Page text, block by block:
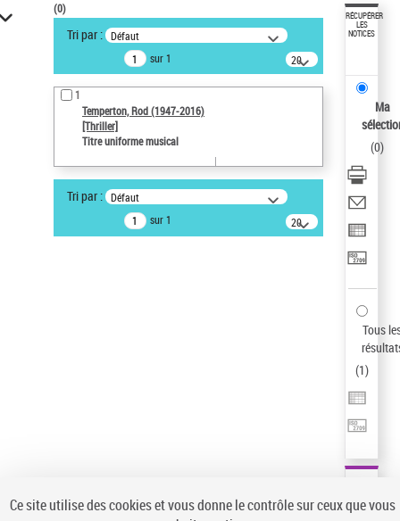
VOTRE RECHERCHE
Recherche avancée dans les
notices d’autorité
Œuvres liées à l'auteur :
Temperton, Rod (1947-2016)
Type de notice d'autorité
Type de notice d'autorité
(0)
Tri par : Défaut
sur 1
20
résultats/page
1
Temperton, Rod (1947-2016)
[Thriller]
Titre uniforme musical
Tri par : Défaut
sur 1
20
résultats/page
RÉCUPÉRER
LES
NOTICES
Ma
(0)
Tous
(1)
Ce site utilise des cookies et vous donne le contrôle sur ceux que vous